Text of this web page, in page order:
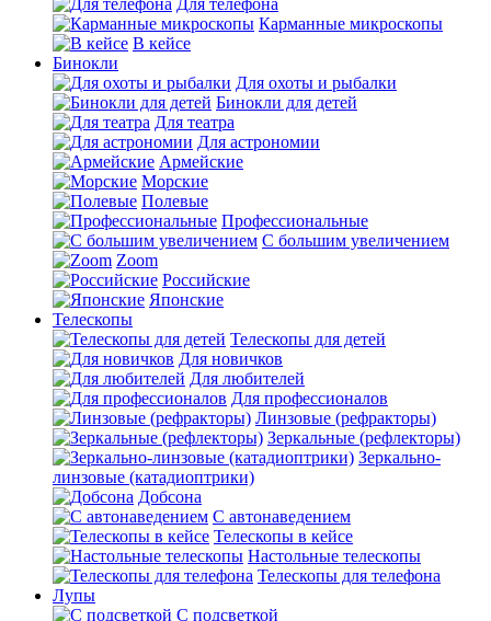
Для телефона
Карманные микроскопы
В кейсе
Бинокли
Для охоты и рыбалки
Бинокли для детей
Для театра
Для астрономии
Армейские
Морские
Полевые
Профессиональные
С большим увеличением
Zoom
Российские
Японские
Телескопы
Телескопы для детей
Для новичков
Для любителей
Для профессионалов
Линзовые (рефракторы)
Зеркальные (рефлекторы)
Зеркально-
линзовые (катадиоптрики)
Добсона
С автонаведением
Телескопы в кейсе
Настольные телескопы
Телескопы для телефона
Лупы
С подсветкой